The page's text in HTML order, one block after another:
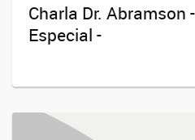
Charla Dr. Abramson
Especial -